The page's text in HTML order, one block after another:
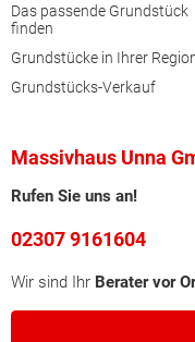
Das passende Grundstück
finden
Grundstücke in Ihrer
Grundstücks-Verkauf
Massivhaus Unna
Rufen Sie uns an!
02307 9161604
Wir sind Ihr Berater vor